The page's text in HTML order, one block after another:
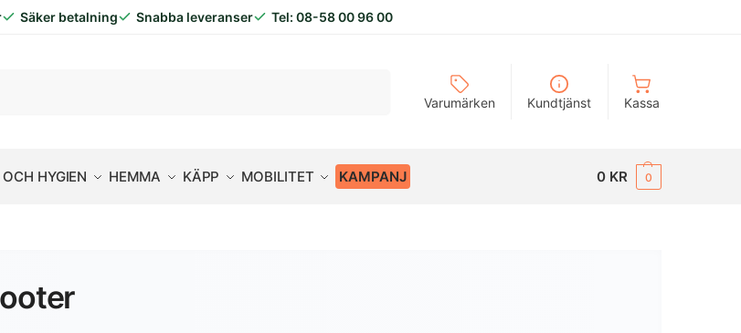
Säker betalning Snabba leveranser Tel: 08-58 00 96 00
Varumärken Kundtjänst Kassa
HYGIEN HEMMA KÄPP MOBILITET KAMPANJ 0 KR 0